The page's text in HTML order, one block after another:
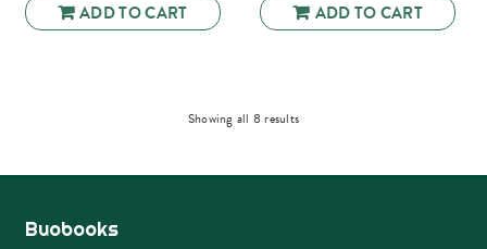
ADD TO CART ADD TO CART
Showing all 8 resultsSorted
Buobooks